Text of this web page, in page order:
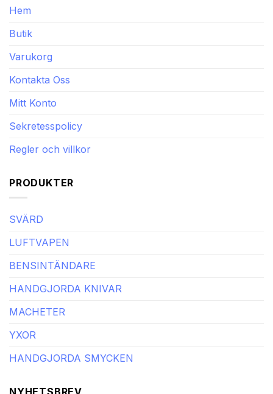
Hem
Butik
Varukorg
Kontakta Oss
Mitt Konto
Sekretesspolicy
Regler och villkor
PRODUKTER
SVÄRD
LUFTVAPEN
BENSINTÄNDARE
HANDGJORDA KNIVAR
MACHETER
YXOR
HANDGJORDA SMYCKEN